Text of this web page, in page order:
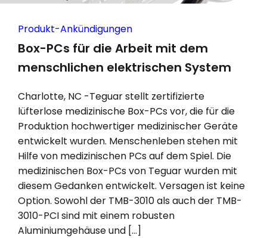
Produkt-Ankündigungen
Box-PCs für die Arbeit mit dem
menschlichen elektrischen System
Charlotte, NC -Teguar stellt zertifizierte
lüfterlose medizinische Box-PCs vor, die für die
Produktion hochwertiger medizinischer Geräte
entwickelt wurden. Menschenleben stehen mit
Hilfe von medizinischen PCs auf dem Spiel. Die
medizinischen Box-PCs von Teguar wurden mit
diesem Gedanken entwickelt. Versagen ist keine
Option. Sowohl der TMB-3010 als auch der TMB-
3010-PCI sind mit einem robusten
Aluminiumgehäuse und […]